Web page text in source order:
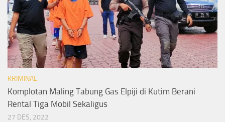
KRIMINAL
Komplotan Maling Tabung Gas Elpiji di Kutim Berani
Rental Tiga Mobil Sekaligus
27 DES, 2022